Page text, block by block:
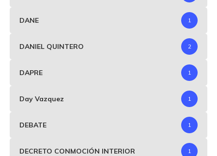
DANE 1
DANIEL QUINTERO 2
DAPRE 1
Day Vazquez 1
DEBATE 1
DECRETO CONMOCIÓN INTERIOR 1